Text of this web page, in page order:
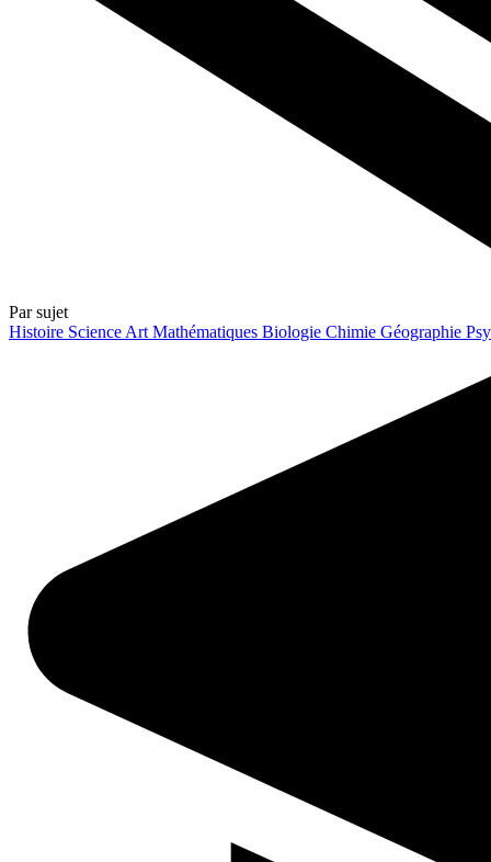
Par sujet
Histoire Science Art Mathématiques Biologie Chimie Géographie